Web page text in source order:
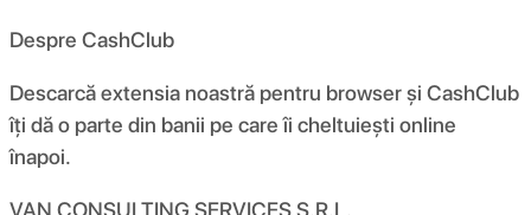
Despre CashClub
Descarcă extensia noastră pentru browser și CashClub
îți dă o parte din banii pe care îi cheltuiești online
înapoi.
VAN CONSULTING SERVICES S.R.L.